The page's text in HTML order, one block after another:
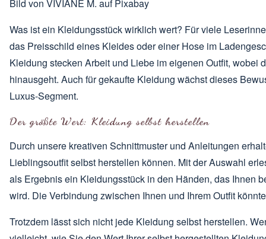
Bild von VIVIANE M. aufPixabay
Was ist ein Kleidungsstück wirklich wert? Für viele
das Preisschild eines Kleides oder einer Hose im
Kleidung stecken Arbeit und Liebe im eigenen Outfit, wobei
hinausgeht. Auch für gekaufte Kleidung wächst dieses
Luxus-Segment.
Der größte Wert: Kleidung selbst herstellen
Durch unsere kreativen Schnittmusterund Anleitungen
Lieblingsoutfit selbst herstellen können. Mit der Auswahl
als Ergebnis ein Kleidungsstück in den Händen, das Ihnen
wird. Die Verbindung zwischen Ihnen und Ihrem Outfit
Trotzdem lässt sich nicht jede Kleidung selbst herstellen.